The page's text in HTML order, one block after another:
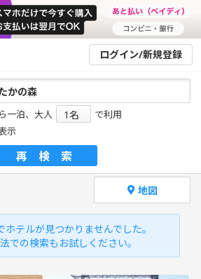
ログイン/新規登録
一泊、大人
で利用
示
再検索
地図
ホテルが見つかりませんでした。
での検索もお試しください。